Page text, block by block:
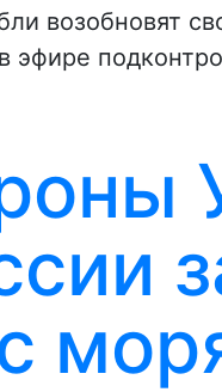
возобновят
эфире